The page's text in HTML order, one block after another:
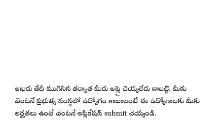
ఆఖరు తేదీ ముగిసిన తర్వాత మీరు అప్లై చెయ్యలేరు కాబట్టి, మీకు
వెంటనే ప్రభుత్వ సంస్థలో ఉద్యోగం కావాలంటే ఈ ఉద్యోగాలకు మీకు
అర్హతలు ఉంటే వెంటనే అప్లికేషన్ submit చెయ్యండి.